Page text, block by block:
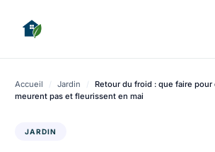
Accueil / Jardin /
Retour du froid : que faire
meurent pas et fleurissent en mai
JARDIN